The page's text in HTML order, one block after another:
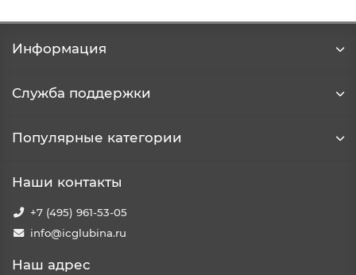
Информация
Служба поддержки
Популярные категории
Наши контакты
+7 (495) 961-53-05
info@icglubina.ru
Наш адрес